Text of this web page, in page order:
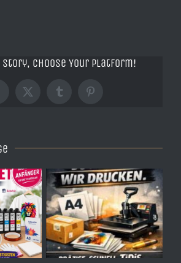
Story, Choose Your Platform!
X TumblrPinterest